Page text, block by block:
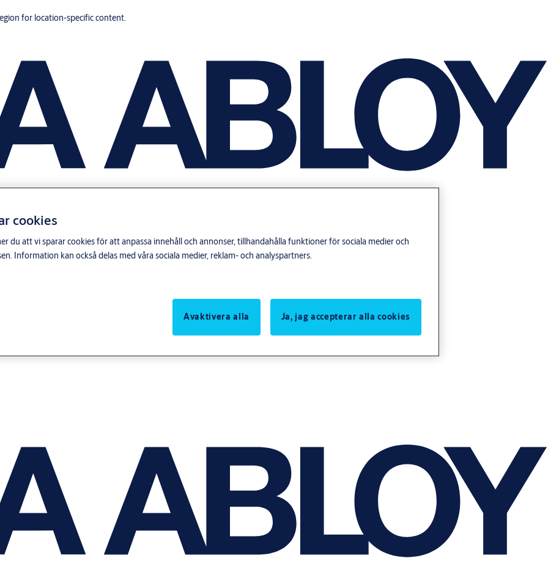
for location-specific content.
cookies
du att vi sparar cookies för att anpassa innehåll och annonser, tillhandahålla funktioner för sociala medier och
Information kan också delas med våra sociala medier, reklam- och analyspartners.
Avaktivera alla
Ja, jag accepterar alla cookies